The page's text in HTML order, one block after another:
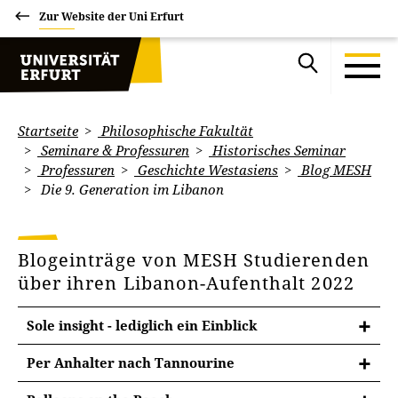
Zur Website der Uni Erfurt
Startseite
Philosophische Fakultät
Seminare & Professuren
Historisches Seminar
Professuren
Geschichte Westasiens
Blog MESH
Die 9. Generation im Libanon
Blogeinträge von MESH Studierenden
über ihren Libanon-Aufenthalt 2022
Sole insight - lediglich ein Einblick
Per Anhalter nach Tannourine